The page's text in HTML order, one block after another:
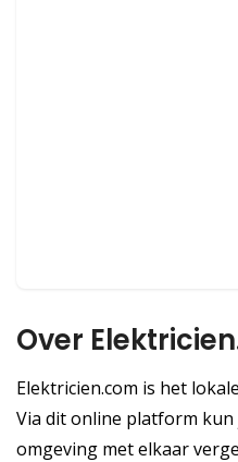
Over
Elektricien.com is het
Via dit online platform
omgeving met elkaar